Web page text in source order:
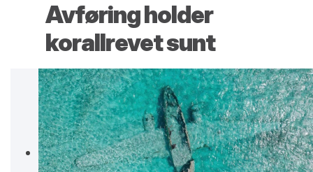
Avføring holder
korallrevet sunt